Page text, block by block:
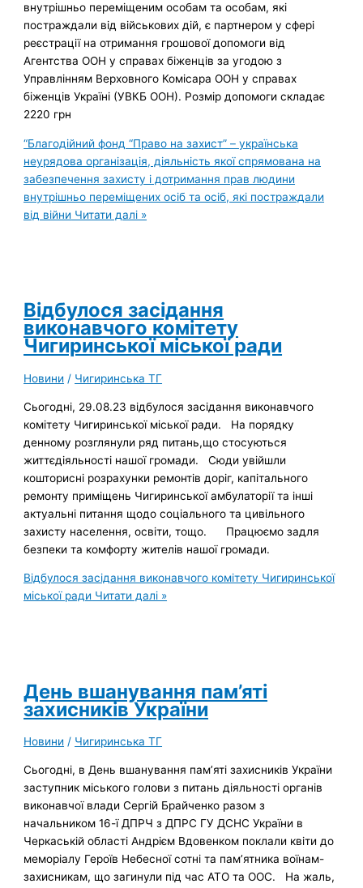
внутрішньо переміщеним особам та особам, які
постраждали від військових дій, є партнером у сфері
реєстрації на отримання грошової допомоги від
Агентства ООН у справах біженців за угодою з
Управлінням Верховного Комісара ООН у справах
біженців Україні (УВКБ ООН). Розмір допомоги складає
2220 грн
“Благодійний фонд “Право на захист” – українська
неурядова організація, діяльність якої спрямована на
забезпечення захисту і дотримання прав людини
внутрішньо переміщених осіб та осіб, які постраждали
від війни Читати далі »
Відбулося засідання
виконавчого комітету
Чигиринської міської ради
Новини / Чигиринська ТГ
Сьогодні, 29.08.23 відбулося засідання виконавчого
комітету Чигиринської міської ради. На порядку
денному розглянули ряд питань,що стосуються
життєдіяльності нашої громади. Сюди увійшли
кошторисні розрахунки ремонтів доріг, капітального
ремонту приміщень Чигиринської амбулаторії та інші
актуальні питання щодо соціального та цивільного
захисту населення, освіти, тощо. Працюємо задля
безпеки та комфорту жителів нашої громади.
Відбулося засідання виконавчого комітету Чигиринської
міської ради Читати далі »
День вшанування пам’яті
захисників України
Новини / Чигиринська ТГ
Сьогодні, в День вшанування пам’яті захисників України
заступник міського голови з питань діяльності органів
виконавчої влади Сергій Брайченко разом з
начальником 16-ї ДПРЧ з ДПРС ГУ ДСНС України в
Черкаській області Андрієм Вдовенком поклали квіти до
меморіалу Героїв Небесної сотні та пам’ятника воїнам-
захисникам, що загинули під час АТО та ООС. На жаль,